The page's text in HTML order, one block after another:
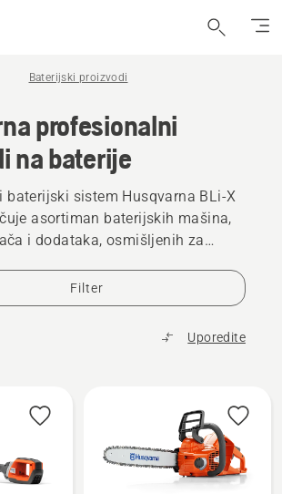
Baterijski proizvodi
profesionalni
na baterije
baterijski sistem Husqvarna BLi-X
asortiman baterijskih mašina,
i dodataka, osmišljenih za
pružaju impresivne performanse,
pruža izdržljivost potrebnu za
upotrebu. Niske vibracije
na korisnika podržavaju
Filter
Uporedite